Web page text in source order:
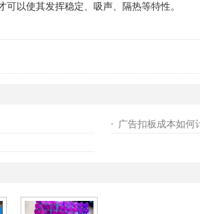
以使其发挥稳定、吸声、隔热等特性。
广告扣板成本如何